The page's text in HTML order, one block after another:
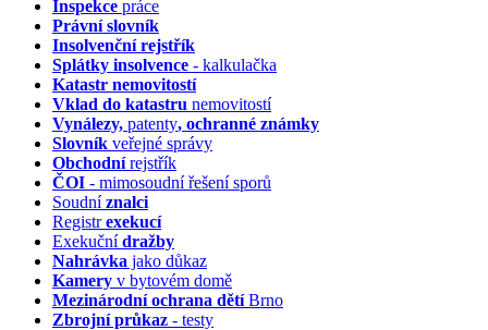
Inspekce práce
Právní slovník
Insolvenčnírejstřík
Splátky insolvence - kalkulačka
Katastr nemovitostí
Vklad do katastru nemovitostí
Vynálezy, patenty, ochranné známky
Slovník veřejné správy
Obchodnírejstřík
ČOI - mimosoudní řešení sporů
Soudníznalci
Registrexekucí
Exekučnídražby
Nahrávka jako důkaz
Kamery v bytovém domě
Mezinárodní ochrana dětíBrno
Zbrojní průkaz - testy